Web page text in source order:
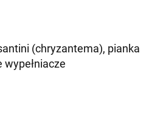
(chryzantema), pianka